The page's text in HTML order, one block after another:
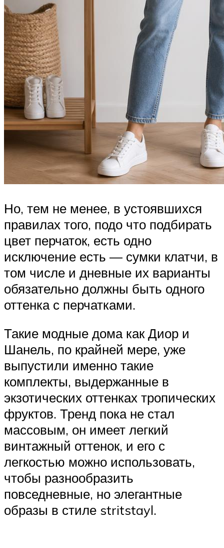
Но, тем не менее, в устоявшихся
правилах того, подо что подбирать
цвет перчаток, есть одно
исключение есть — сумки клатчи, в
том числе и дневные их варианты
обязательно должны быть одного
оттенка с перчатками.
Такие модные дома как Диор и
Шанель, по крайней мере, уже
выпустили именно такие
комплекты, выдержанные в
экзотических оттенках тропических
фруктов. Тренд пока не стал
массовым, он имеет легкий
винтажный оттенок, и его с
легкостью можно использовать,
чтобы разнообразить
повседневные, но элегантные
образы в стиле stritstayl.